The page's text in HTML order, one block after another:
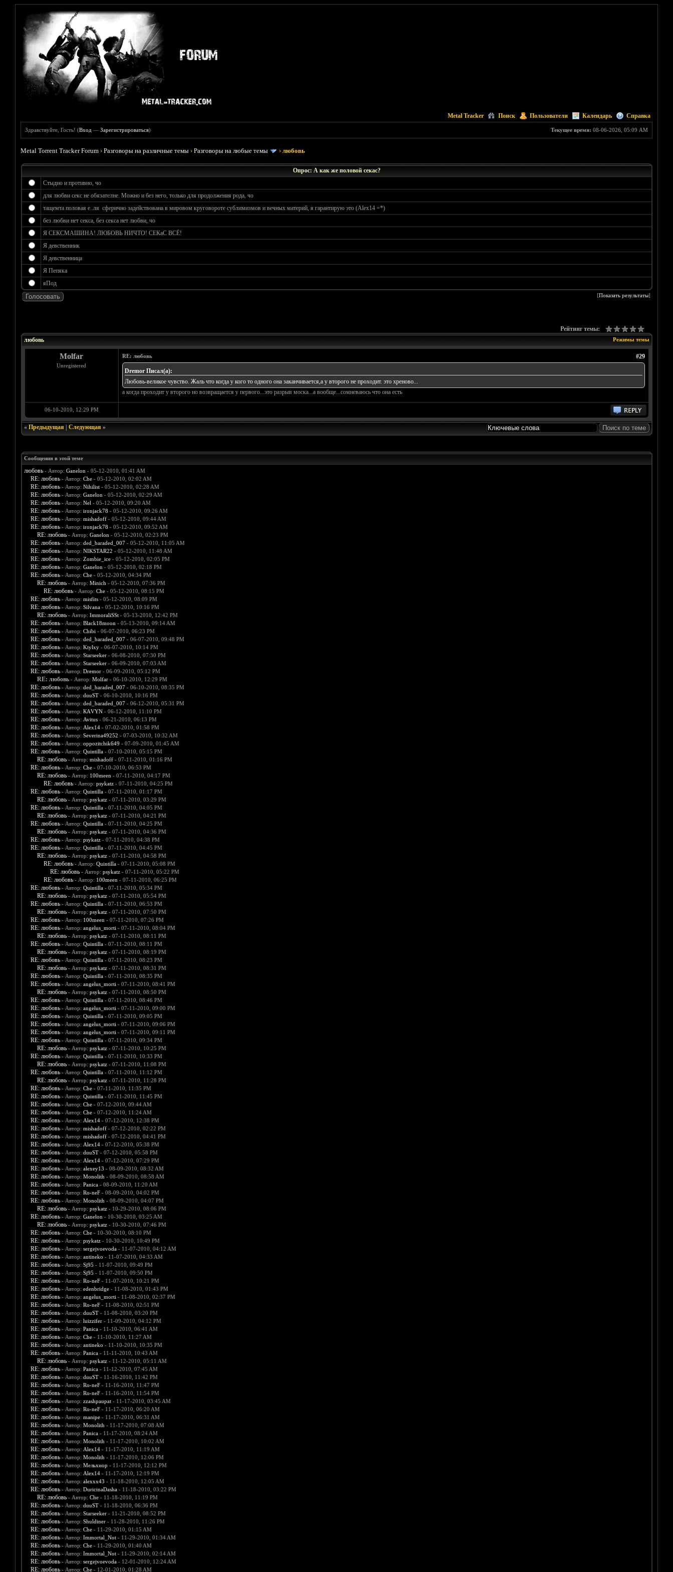
Metal Tracker Поиск Пользователи Календарь Справка
Текущее время: 08-06-2026, 05:09 AM
Здравствуйте, Гость! (Вход —Зарегистрироваться)
Metal Torrent Tracker Forum ›Разговоры на различные темы ›Разговоры на любые темы ›любовь
Опрос: А как же половой секас?
Стыдно и противно, чо
для любви секс не обязателне. Можно и без него, только для продолжения рода, чо
тащемта половая е..ля сферично задействована в мировом круговороте сублимизмов и вечных материй, я гарантирую это (Alex14 =*)
без любви нет секса, без секса нет любви, чо
Я СЕКСМАШИНА! ЛЮБОВЬ НИЧТО! СЕКаС ВСЁ!
Я девственник
Я девственница
Я Пепяка
яПод
[Показать результаты]
Рейтинг темы:
Режимы темы
любовь
Molfar
Unregistered
#29
RE: любовь
Dremor Писал(а):
Любовь-великое чувство. Жаль что когда у кого то одного она заканчивается,а у второго не проходит. это хреново...
а когда проходит у второго но возвращается у первого...это разрыв моска...а вообще...сомневаюсь что она есть
06-10-2010, 12:29 PM
« Предыдущая| Следующая»
Сообщения в этой теме
любовь - Автор: Ganelon - 05-12-2010, 01:41 AM
RE: любовь - Автор: Che- 05-12-2010, 02:02 AM
RE: любовь - Автор: Nihilist- 05-12-2010, 02:28 AM
RE: любовь - Автор: Ganelon - 05-12-2010, 02:29 AM
RE: любовь - Автор: Nel - 05-12-2010, 09:20 AM
RE: любовь - Автор: ironjack78 - 05-12-2010, 09:26 AM
RE: любовь - Автор: mishadoff- 05-12-2010, 09:44 AM
RE: любовь - Автор: ironjack78 - 05-12-2010, 09:52 AM
RE: любовь - Автор: Ganelon - 05-12-2010, 02:23 PM
RE: любовь - Автор: ded_baraded_007- 05-12-2010, 11:05 AM
RE: любовь - Автор: NIKSTAR22 - 05-12-2010, 11:48 AM
RE: любовь - Автор: Zombie_ice- 05-12-2010, 02:05 PM
RE: любовь - Автор: Ganelon - 05-12-2010, 02:18 PM
RE: любовь - Автор: Che- 05-12-2010, 04:34 PM
RE: любовь - Автор: Minich - 05-12-2010, 07:36 PM
RE: любовь - Автор: Che- 05-12-2010, 08:15 PM
RE: любовь - Автор: misfits- 05-12-2010, 08:09 PM
RE: любовь - Автор: Silvana- 05-12-2010, 10:16 PM
RE: любовь - Автор: ImmoraliSSt- 05-13-2010, 12:42 PM
RE: любовь - Автор: Black18moon - 05-13-2010, 09:14 AM
RE: любовь - Автор: Chibi - 06-07-2010, 06:23 PM
RE: любовь - Автор: ded_baraded_007- 06-07-2010, 09:48 PM
RE: любовь - Автор: Ktylxy- 06-07-2010, 10:14 PM
RE: любовь - Автор: Starseeker- 06-08-2010, 07:30 PM
RE: любовь - Автор: Starseeker- 06-09-2010, 07:03 AM
RE: любовь - Автор: Dremor- 06-09-2010, 05:12 PM
RE: любовь - Автор: Molfar- 06-10-2010, 12:29 PM
RE: любовь - Автор: ded_baraded_007- 06-10-2010, 08:35 PM
RE: любовь - Автор: duuST- 06-10-2010, 10:16 PM
RE: любовь - Автор: ded_baraded_007- 06-12-2010, 05:31 PM
RE: любовь - Автор: КАVYN- 06-12-2010, 11:10 PM
RE: любовь - Автор: Avitus- 06-21-2010, 06:13 PM
RE: любовь - Автор: Alex14- 07-02-2010, 01:58 PM
RE: любовь - Автор: Severina49252 - 07-03-2010, 10:32 AM
RE: любовь - Автор: oppozitchik649 - 07-09-2010, 01:45 AM
RE: любовь - Автор: Quintilla- 07-10-2010, 05:15 PM
RE: любовь - Автор: mishadoff- 07-11-2010, 01:16 PM
RE: любовь - Автор: Che- 07-10-2010, 06:53 PM
RE: любовь - Автор: 100meen - 07-11-2010, 04:17 PM
RE: любовь - Автор: psykatz- 07-11-2010, 04:25 PM
RE: любовь - Автор: Quintilla- 07-11-2010, 01:17 PM
RE: любовь - Автор: psykatz- 07-11-2010, 03:29 PM
RE: любовь - Автор: Quintilla- 07-11-2010, 04:05 PM
RE: любовь - Автор: psykatz- 07-11-2010, 04:21 PM
RE: любовь - Автор: Quintilla- 07-11-2010, 04:25 PM
RE: любовь - Автор: psykatz- 07-11-2010, 04:36 PM
RE: любовь - Автор: psykatz- 07-11-2010, 04:38 PM
RE: любовь - Автор: Quintilla- 07-11-2010, 04:45 PM
RE: любовь - Автор: psykatz- 07-11-2010, 04:58 PM
RE: любовь - Автор: Quintilla- 07-11-2010, 05:08 PM
RE: любовь - Автор: psykatz- 07-11-2010, 05:22 PM
RE: любовь - Автор: 100meen - 07-11-2010, 06:25 PM
RE: любовь - Автор: Quintilla- 07-11-2010, 05:34 PM
RE: любовь - Автор: psykatz- 07-11-2010, 05:54 PM
RE: любовь - Автор: Quintilla- 07-11-2010, 06:53 PM
RE: любовь - Автор: psykatz- 07-11-2010, 07:50 PM
RE: любовь - Автор: 100meen - 07-11-2010, 07:26 PM
RE: любовь - Автор: angelus_morti - 07-11-2010, 08:04 PM
RE: любовь - Автор: psykatz- 07-11-2010, 08:11 PM
RE: любовь - Автор: Quintilla- 07-11-2010, 08:11 PM
RE: любовь - Автор: psykatz- 07-11-2010, 08:19 PM
RE: любовь - Автор: Quintilla- 07-11-2010, 08:23 PM
RE: любовь - Автор: psykatz- 07-11-2010, 08:31 PM
RE: любовь - Автор: Quintilla- 07-11-2010, 08:35 PM
RE: любовь - Автор: angelus_morti - 07-11-2010, 08:41 PM
RE: любовь - Автор: psykatz- 07-11-2010, 08:50 PM
RE: любовь - Автор: Quintilla- 07-11-2010, 08:46 PM
RE: любовь - Автор: angelus_morti - 07-11-2010, 09:00 PM
RE: любовь - Автор: Quintilla- 07-11-2010, 09:05 PM
RE: любовь - Автор: angelus_morti - 07-11-2010, 09:06 PM
RE: любовь - Автор: angelus_morti - 07-11-2010, 09:11 PM
RE: любовь - Автор: Quintilla- 07-11-2010, 09:34 PM
RE: любовь - Автор: psykatz- 07-11-2010, 10:25 PM
RE: любовь - Автор: Quintilla- 07-11-2010, 10:33 PM
RE: любовь - Автор: psykatz- 07-11-2010, 11:08 PM
RE: любовь - Автор: Quintilla- 07-11-2010, 11:12 PM
RE: любовь - Автор: psykatz- 07-11-2010, 11:28 PM
RE: любовь - Автор: Che- 07-11-2010, 11:35 PM
RE: любовь - Автор: Quintilla- 07-11-2010, 11:45 PM
RE: любовь - Автор: Che- 07-12-2010, 09:44 AM
RE: любовь - Автор: Che- 07-12-2010, 11:24 AM
RE: любовь - Автор: Alex14- 07-12-2010, 12:38 PM
RE: любовь - Автор: mishadoff- 07-12-2010, 02:22 PM
RE: любовь - Автор: mishadoff- 07-12-2010, 04:41 PM
RE: любовь - Автор: Alex14- 07-12-2010, 05:38 PM
RE: любовь - Автор: duuST- 07-12-2010, 05:58 PM
RE: любовь - Автор: Alex14- 07-12-2010, 07:29 PM
RE: любовь - Автор: alexey13 - 08-09-2010, 08:32 AM
RE: любовь - Автор: Monolith - 08-09-2010, 08:58 AM
RE: любовь - Автор: Panica- 08-09-2010, 11:20 AM
RE: любовь - Автор: Ro-neF- 08-09-2010, 04:02 PM
RE: любовь - Автор: Monolith - 08-09-2010, 04:07 PM
RE: любовь - Автор: psykatz- 10-29-2010, 08:06 PM
RE: любовь - Автор: Ganelon - 10-30-2010, 03:25 AM
RE: любовь - Автор: psykatz- 10-30-2010, 07:46 PM
RE: любовь - Автор: Che- 10-30-2010, 08:10 PM
RE: любовь - Автор: psykatz- 10-30-2010, 10:49 PM
RE: любовь - Автор: sergejvoevoda- 11-07-2010, 04:12 AM
RE: любовь - Автор: antineko - 11-07-2010, 04:33 AM
RE: любовь - Автор: Sj95 - 11-07-2010, 09:49 PM
RE: любовь - Автор: Sj95 - 11-07-2010, 09:50 PM
RE: любовь - Автор: Ro-neF- 11-07-2010, 10:21 PM
RE: любовь - Автор: edenbridge- 11-08-2010, 01:43 PM
RE: любовь - Автор: angelus_morti - 11-08-2010, 02:37 PM
RE: любовь - Автор: Ro-neF- 11-08-2010, 02:51 PM
RE: любовь - Автор: duuST- 11-08-2010, 03:20 PM
RE: любовь - Автор: luizzifer- 11-09-2010, 04:12 PM
RE: любовь - Автор: Panica- 11-10-2010, 06:41 AM
RE: любовь - Автор: Che- 11-10-2010, 11:27 AM
RE: любовь - Автор: antineko - 11-10-2010, 10:35 PM
RE: любовь - Автор: Panica- 11-11-2010, 10:43 AM
RE: любовь - Автор: psykatz- 11-12-2010, 05:11 AM
RE: любовь - Автор: Panica- 11-12-2010, 07:45 AM
RE: любовь - Автор: duuST- 11-16-2010, 11:42 PM
RE: любовь - Автор: Ro-neF- 11-16-2010, 11:47 PM
RE: любовь - Автор: Ro-neF- 11-16-2010, 11:54 PM
RE: любовь - Автор: zzashpaupat- 11-17-2010, 03:45 AM
RE: любовь - Автор: Ro-neF- 11-17-2010, 06:20 AM
RE: любовь - Автор: manipe- 11-17-2010, 06:31 AM
RE: любовь - Автор: Monolith - 11-17-2010, 07:08 AM
RE: любовь - Автор: Panica- 11-17-2010, 08:24 AM
RE: любовь - Автор: Monolith - 11-17-2010, 10:02 AM
RE: любовь - Автор: Alex14- 11-17-2010, 11:19 AM
RE: любовь - Автор: Monolith - 11-17-2010, 12:06 PM
RE: любовь - Автор: Мельхиор - 11-17-2010, 12:12 PM
RE: любовь - Автор: Alex14- 11-17-2010, 12:19 PM
RE: любовь - Автор: alexxx43 - 11-18-2010, 12:05 AM
RE: любовь - Автор: DuricinaDasha- 11-18-2010, 03:22 PM
RE: любовь - Автор: Che- 11-18-2010, 11:19 PM
RE: любовь - Автор: duuST- 11-18-2010, 06:36 PM
RE: любовь - Автор: Starseeker- 11-21-2010, 08:52 PM
RE: любовь - Автор: Shuldiner- 11-28-2010, 11:26 PM
RE: любовь - Автор: Che- 11-29-2010, 01:15 AM
RE: любовь - Автор: Immortal_Not- 11-29-2010, 01:34 AM
RE: любовь - Автор: Che- 11-29-2010, 01:40 AM
RE: любовь - Автор: Immortal_Not- 11-29-2010, 02:14 AM
RE: любовь - Автор: sergejvoevoda- 12-01-2010, 12:24 AM
RE: любовь - Автор: Che- 12-01-2010, 01:28 AM